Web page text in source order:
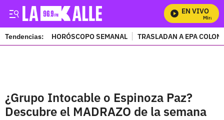
EN VIVO
Mira
Tendencias: HORÓSCOPO SEMANAL TRASLADAN A EPA
¿Grupo Intocable o Espinoza Paz?
Descubre el MADRAZO de la semana